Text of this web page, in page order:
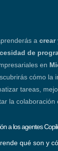
acrear
de
en
cómo la
tareas,
la colaboración
a los agentes
qué son y